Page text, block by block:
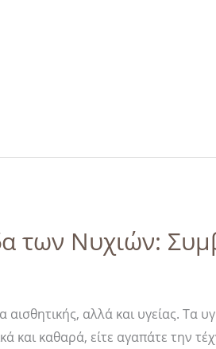
των Νυχιών:
αλλά και υγείας. Τα
και καθαρά, είτε αγαπάτε την